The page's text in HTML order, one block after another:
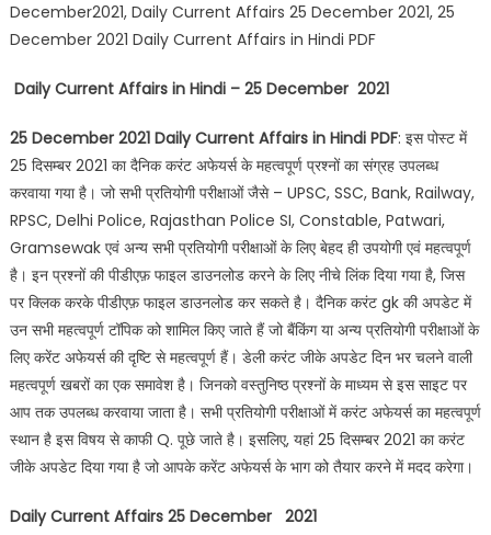
December2021, Daily Current Affairs 25 December 2021, 25
December 2021 Daily Current Affairs in Hindi PDF
Daily Current Affairs in Hindi – 25 December 2021
25 December 2021 Daily Current Affairs in Hindi PDF: इस पोस्ट में
25 दिसम्बर 2021 का दैनिक करंट अफेयर्स के महत्वपूर्ण प्रश्नों का संग्रह उपलब्ध
करवाया गया है। जो सभी प्रतियोगी परीक्षाओं जैसे – UPSC, SSC, Bank, Railway,
RPSC, Delhi Police, Rajasthan Police SI, Constable, Patwari,
Gramsewak एवं अन्य सभी प्रतियोगी परीक्षाओं के लिए बेहद ही उपयोगी एवं महत्वपूर्ण
है। इन प्रश्नों की पीडीएफ़ फाइल डाउनलोड करने के लिए नीचे लिंक दिया गया है, जिस
पर क्लिक करके पीडीएफ़ फाइल डाउनलोड कर सकते है। दैनिक करंट gk की अपडेट में
उन सभी महत्वपूर्ण टॉपिक को शामिल किए जाते हैं जो बैंकिंग या अन्य प्रतियोगी परीक्षाओं के
लिए करेंट अफेयर्स की दृष्टि से महत्वपूर्ण हैं। डेली करंट जीके अपडेट दिन भर चलने वाली
महत्वपूर्ण खबरों का एक समावेश है। जिनको वस्तुनिष्ठ प्रश्नों के माध्यम से इस साइट पर
आप तक उपलब्ध करवाया जाता है। सभी प्रतियोगी परीक्षाओं में करंट अफेयर्स का महत्वपूर्ण
स्थान है इस विषय से काफी Q. पूछे जाते है। इसलिए, यहां 25 दिसम्बर 2021 का करंट
जीके अपडेट दिया गया है जो आपके करेंट अफेयर्स के भाग को तैयार करने में मदद करेगा।
Daily Current Affairs 25 December 2021